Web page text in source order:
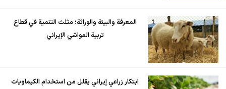
المعرفة والبيئة والوراثة؛ مثلث التنمية في قطاع
تربية المواشي الإيراني
ابتكار زراعي إيراني يقلل من استخدام الكيماويات